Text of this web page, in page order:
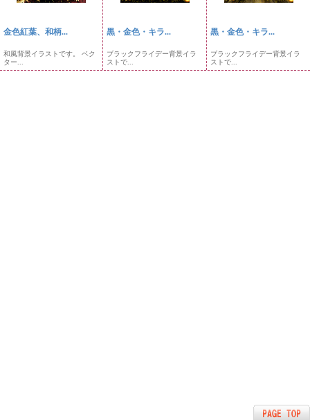
金色紅葉、和柄...
和風背景イラストです。 ベク
ター...
黒・金色・キラ...
ブラックフライデー背景イラ
ストで...
黒・金色・キラ...
ブラックフライデー背景イラ
ストで...